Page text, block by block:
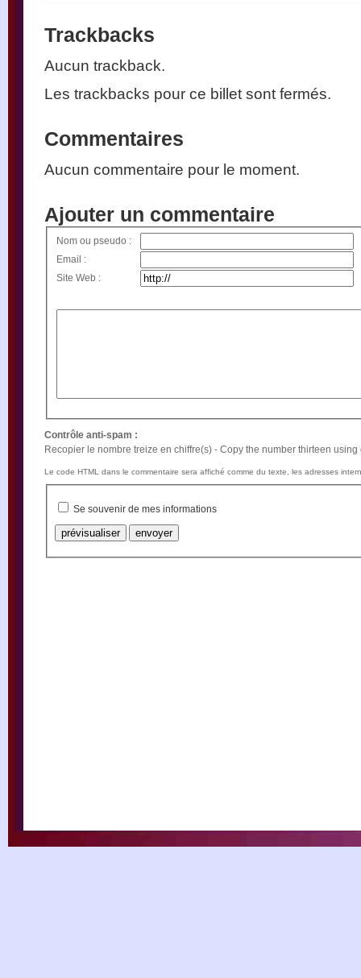
Trackbacks
Aucun trackback.
Les trackbacks pour ce billet sont fermés.
Commentaires
Aucun commentaire pour le moment.
Ajouter un commentaire
Nom ou pseudo :
Email :
Site Web :
Contrôle anti-spam :
Recopier le nombre treize en chiffre(s) - Copy the number thirteen using
Le code HTML dans le commentaire sera affiché comme du texte, les adresses
Se souvenir de mes informations